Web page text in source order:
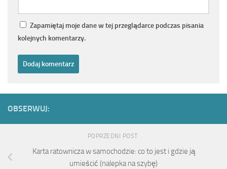
Zapamiętaj moje dane w tej przeglądarce podczas pisania
kolejnych komentarzy.
OBSERWUJ:
POPRZEDNI POST
Karta ratownicza w samochodzie: co to jest i gdzie ją
umieścić (nalepka na szybę)